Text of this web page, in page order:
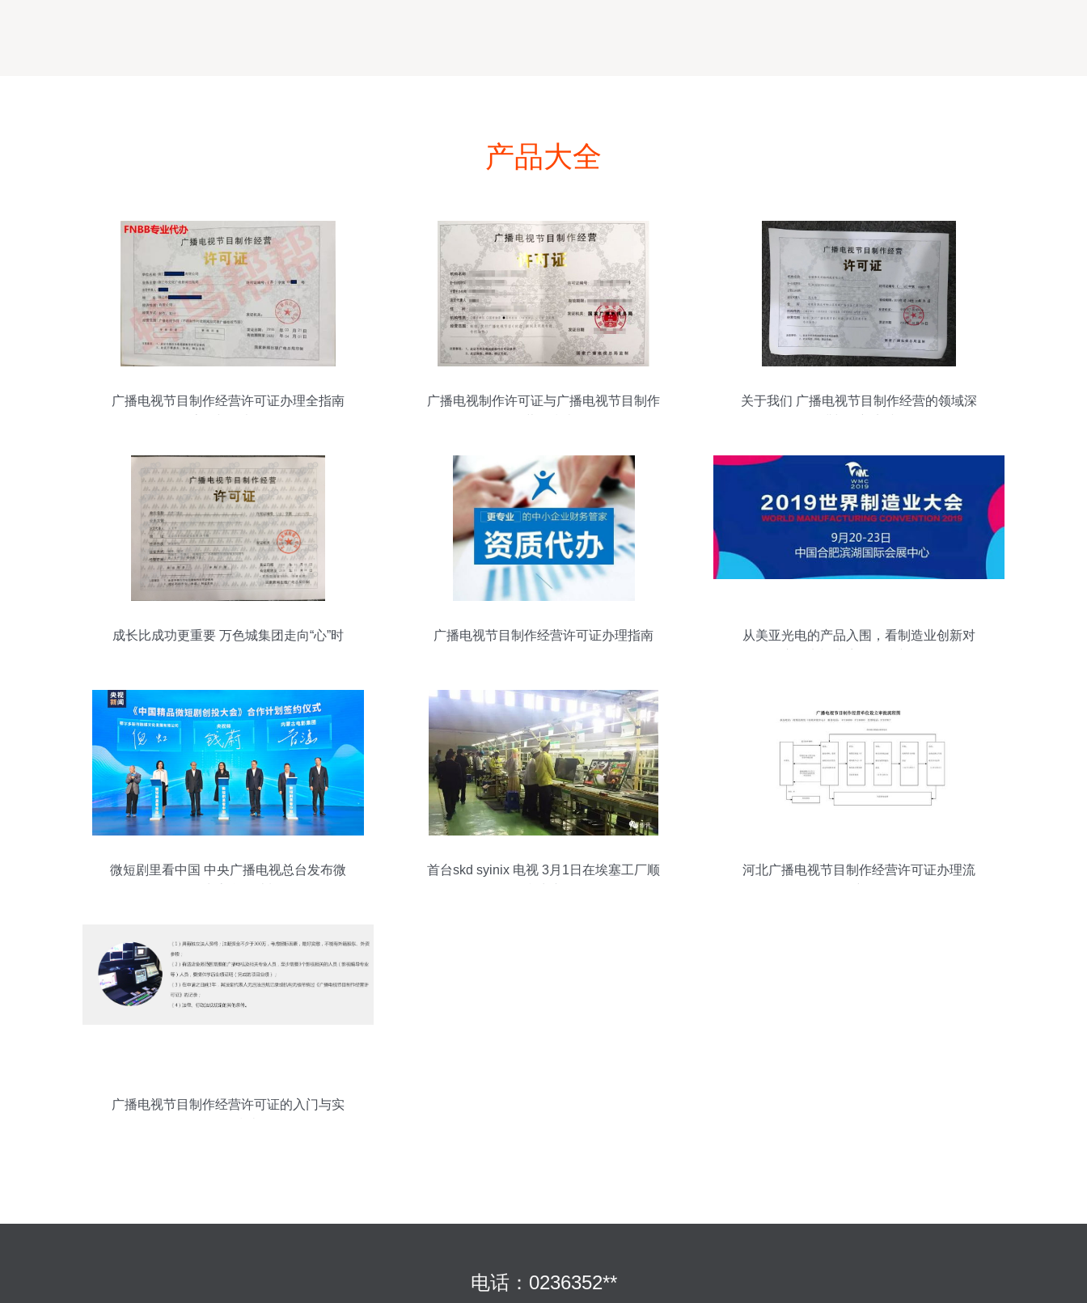
产品大全
广播电视节目制作经营许可证办理全指南
广播电视制作许可证与广播电视节目制作
关于我们 广播电视节目制作经营的领域深
成长比成功更重要 万色城集团走向“心”时
广播电视节目制作经营许可证办理指南
从美亚光电的产品入围，看制造业创新对
微短剧里看中国 中央广播电视总台发布微
首台skd syinix 电视 3月1日在埃塞工厂顺
河北广播电视节目制作经营许可证办理流
广播电视节目制作经营许可证的入门与实
电话：0236352**